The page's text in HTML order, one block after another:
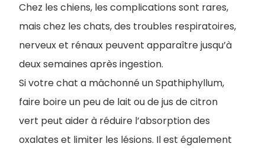
Chez les chiens, les complications sont rares,
mais chez les chats, des troubles respiratoires,
nerveux et rénaux peuvent apparaître jusqu’à
deux semaines après ingestion.
Si votre chat a mâchonné un Spathiphyllum,
faire boire un peu de lait ou de jus de citron
vert peut aider à réduire l’absorption des
oxalates et limiter les lésions. Il est également